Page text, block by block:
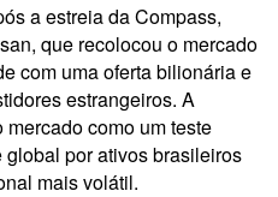
a estreia da Compass,
que recolocou o mercado
com uma oferta bilionária e
estrangeiros. A
como um teste
por ativos brasileiros
mais volátil.